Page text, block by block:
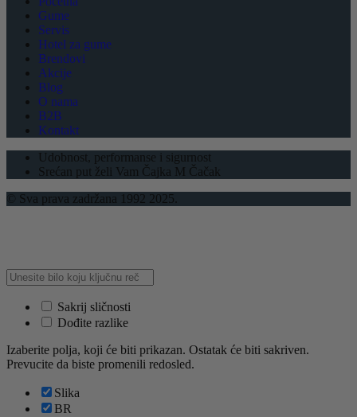
Gume
Servis
Hotel za gume
Brendovi
Akcije
Blog
O nama
B2B
Kontakt
Udobnost, performanse i sigurnost
Srećan put želi Vam Čajka M Čačak
© Sva prava zadržana 1992 2025.
Sakrij sličnosti
Dođite razlike
Izaberite polja, koji će biti prikazan. Ostatak će biti sakriven.
Prevucite da biste promenili redosled.
Slika
BR